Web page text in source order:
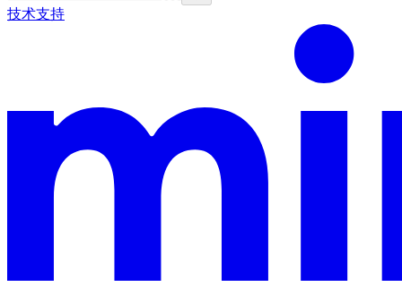
技术支持